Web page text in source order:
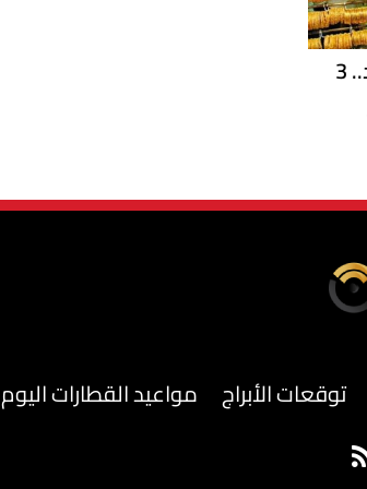
الذهب يلمع من جديد.. 3
توقعات الأبراج مواعيد القطارات اليوم